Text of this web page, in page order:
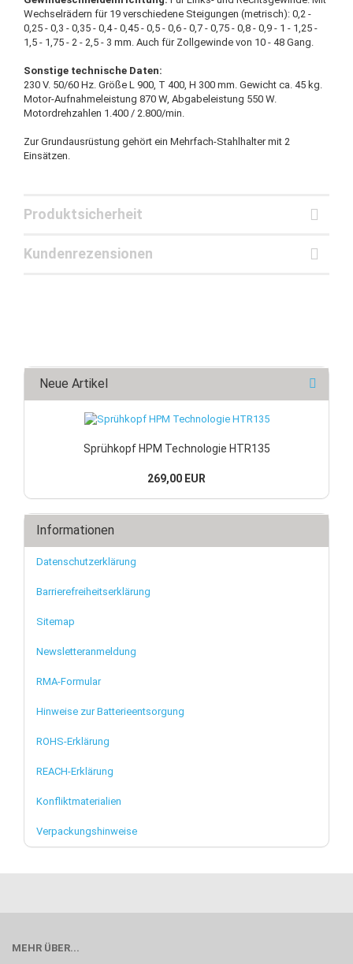
Wechselrädern für 19 verschiedene Steigungen (metrisch): 0,2 -
0,25 - 0,3 - 0,35 - 0,4 - 0,45 - 0,5 - 0,6 - 0,7 - 0,75 - 0,8 - 0,9 - 1 - 1,25 -
1,5 - 1,75 - 2 - 2,5 - 3 mm. Auch für Zollgewinde von 10 - 48 Gang.
Sonstige technische Daten:
230 V. 50/60 Hz. Größe L 900, T 400, H 300 mm. Gewicht ca. 45 kg.
Motor-Aufnahmeleistung 870 W, Abgabeleistung 550 W.
Motordrehzahlen 1.400 / 2.800/min.
Zur Grundausrüstung gehört ein Mehrfach-Stahlhalter mit 2
Einsätzen.
Produktsicherheit
Kundenrezensionen
Neue Artikel
Sprühkopf HPM Technologie HTR135
269,00 EUR
Informationen
Datenschutzerklärung
Barrierefreiheitserklärung
Sitemap
Newsletteranmeldung
RMA-Formular
Hinweise zur Batterieentsorgung
ROHS-Erklärung
REACH-Erklärung
Konfliktmaterialien
Verpackungshinweise
MEHR ÜBER...